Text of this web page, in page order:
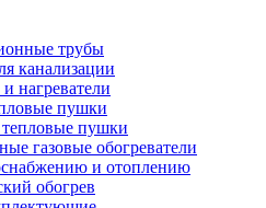
трубы
канализации
нагреватели
пушки
пушки
газовые обогреватели
и отоплению
обогрев